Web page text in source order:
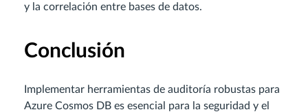
y la correlación entre bases de datos.
Conclusión
Implementar herramientas de auditoría robustas para
Azure Cosmos DB es esencial para la seguridad y el